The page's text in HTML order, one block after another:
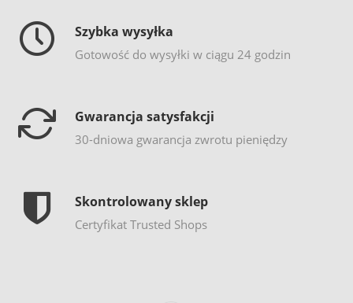
Szybka wysyłka
Gotowość do wysyłki w ciągu 24 godzin
Gwarancja satysfakcji
30-dniowa gwarancja zwrotu pieniędzy
Skontrolowany sklep
Certyfikat Trusted Shops